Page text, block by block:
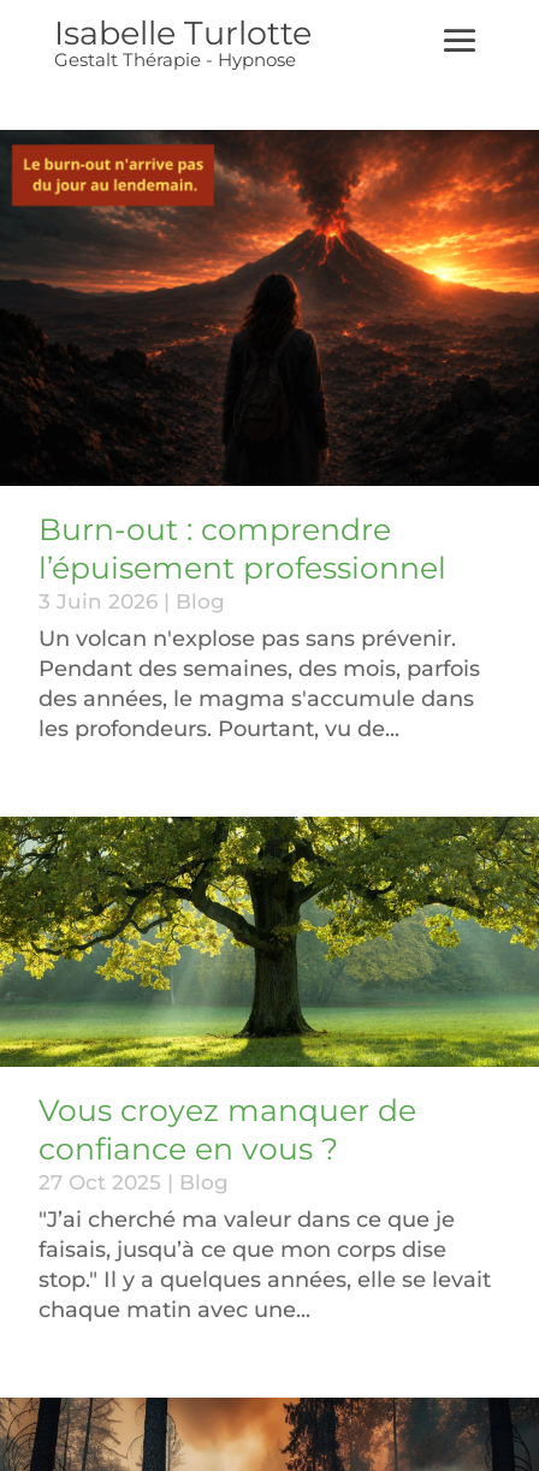
Isabelle Turlotte
Gestalt Thérapie - Hypnose
Burn-out : comprendre
l’épuisement professionnel
3 Juin 2026 Blog
Un volcan n'explose pas sans prévenir.
Pendant des semaines, des mois, parfois
des années, le magma s'accumule dans
les profondeurs. Pourtant, vu de...
Vous croyez manquer de
confiance en vous ?
27 Oct 2025 | Blog
"J’ai cherché ma valeur dans ce que je
faisais, jusqu’à ce que mon corps dise
stop." Il y a quelques années, elle se levait
chaque matin avec une...